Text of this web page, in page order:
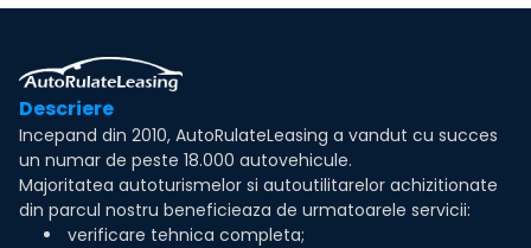
Descriere
Incepand din 2010, AutoRulateLeasing a vandut cu succes
un numar de peste 18.000 autovehicule.
Majoritatea autoturismelor si autoutilitarelor achizitionate
din parcul nostru beneficieaza de urmatoarele servicii:
verificare tehnica completa;